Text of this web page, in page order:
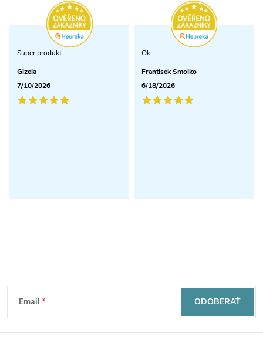
Super produkt
Gizela
7/10/2026
Ok
Frantisek Smolko
6/18/2026
Z
á
Email ODOBERAŤ